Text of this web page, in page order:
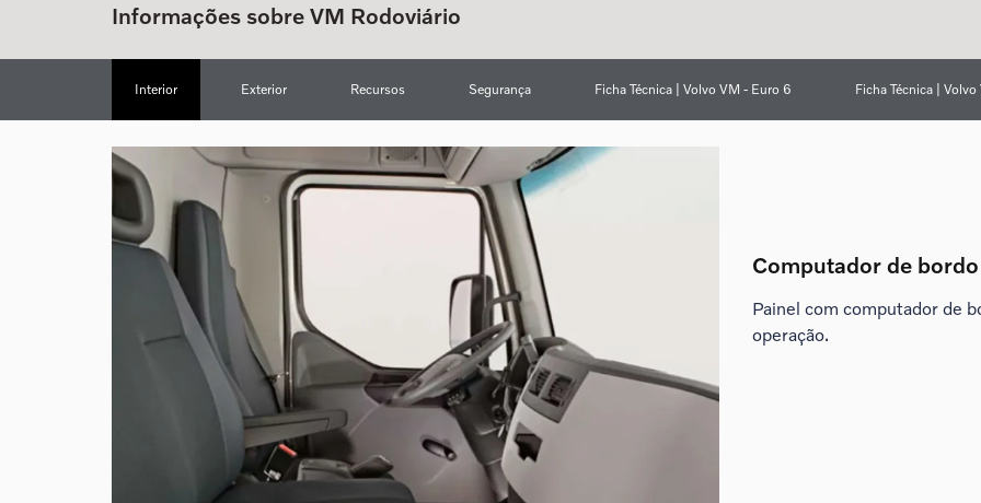
Informações sobre VM Rodoviário
Interior Exterior Recursos Segurança Ficha Técnica | Volvo VM - Euro 6 Ficha Técnica |
Computador de bordo
Painel com computador de
operação.